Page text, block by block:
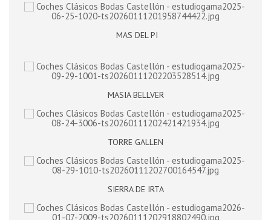
MAS DEL PI
MASIA BELLVER
TORRE GALLEN
SIERRA DE IRTA